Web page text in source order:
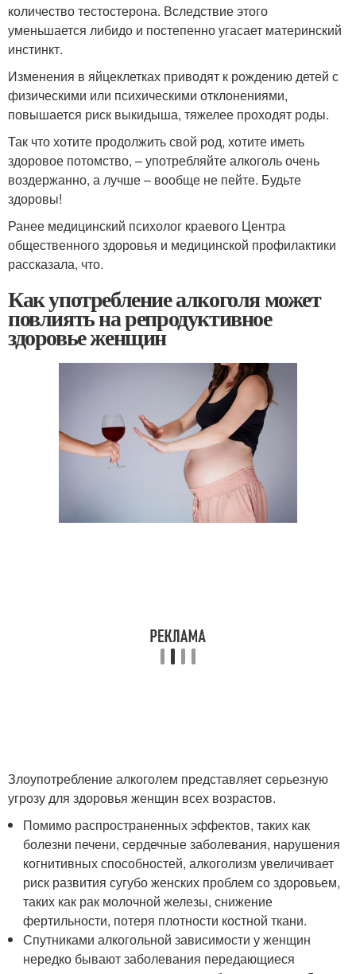
количество тестостерона. Вследствие этого
уменьшается либидо и постепенно угасает материнский
инстинкт.
Изменения в яйцеклетках приводят к рождению детей с
физическими или психическими отклонениями,
повышается риск выкидыша, тяжелее проходят роды.
Так что хотите продолжить свой род, хотите иметь
здоровое потомство, – употребляйте алкоголь очень
воздержанно, а лучше – вообще не пейте. Будьте
здоровы!
Ранее медицинский психолог краевого Центра
общественного здоровья и медицинской профилактики
рассказала, что.
Как употребление алкоголя может
повлиять на репродуктивное
здоровье женщин
Злоупотребление алкоголем представляет серьезную
угрозу для здоровья женщин всех возрастов.
Помимо распространенных эффектов, таких как
болезни печени, сердечные заболевания, нарушения
когнитивных способностей, алкоголизм увеличивает
риск развития сугубо женских проблем со здоровьем,
таких как рак молочной железы, снижение
фертильности, потеря плотности костной ткани.
Спутниками алкогольной зависимости у женщин
нередко бывают заболевания передающиеся